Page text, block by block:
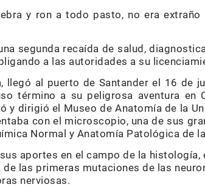
y ron a todo pasto, no era extraño
segunda recaída de salud,
a las autoridades a su
llegó al puerto de Santander el 16 de
término a su peligrosa aventura en
y dirigió el Museo de Anatomía de la
con el microscopio, una de sus
Normal y Anatomía Patológica de
aportes en el campo de la
las primeras mutaciones de las
nerviosas.